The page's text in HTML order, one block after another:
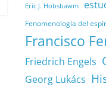
Eric J. Hobsbawm
Fenomenología del
Francisco
Friedrich Engels
Georg Lukács